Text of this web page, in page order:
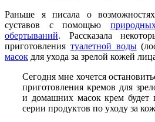
Раньше я писала о
суставов с помощью
обертываний. Рассказала
приготовления туалетной воды
масок для ухода за зрелой кожей
Сегодня мне хочется
приготовления кремов для
и домашних масок крем будет
серии продуктов по уходу за